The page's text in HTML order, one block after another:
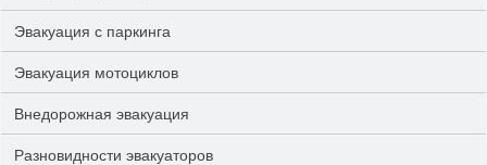
Эвакуация с паркинга
Эвакуация мотоциклов
Внедорожная эвакуация
Разновидности эвакуаторов